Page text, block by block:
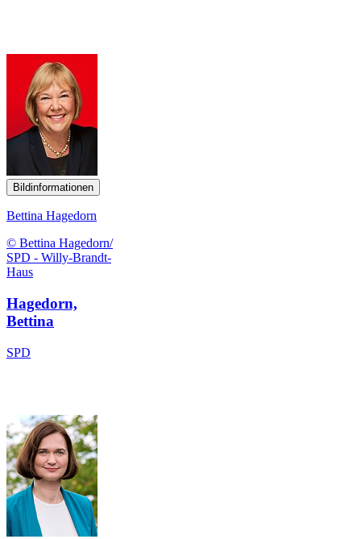
Bildinformationen
Bettina Hagedorn
© Bettina Hagedorn/
SPD - Willy-Brandt-
Haus
Hagedorn,
Bettina
SPD